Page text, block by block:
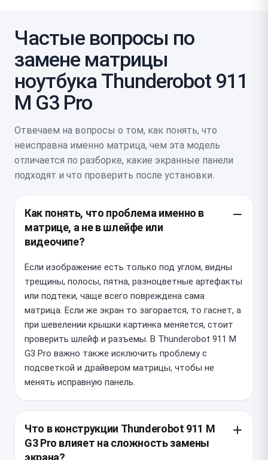
Частые вопросы по
замене матрицы
ноутбука Thunderobot 911
M G3 Pro
Отвечаем на вопросы о том, как понять, что
неисправна именно матрица, чем эта модель
отличается по разборке, какие экранные панели
подходят и что проверить после установки.
Как понять, что проблема именно в
матрице, а не в шлейфе или
видеочипе?
Если изображение есть только под углом, видны
трещины, полосы, пятна, разноцветные артефакты
или подтеки, чаще всего повреждена сама
матрица. Если же экран то загорается, то гаснет, а
при шевелении крышки картинка меняется, стоит
проверить шлейф и разъемы. В Thunderobot 911 M
G3 Pro важно также исключить проблему с
подсветкой и драйвером матрицы, чтобы не
менять исправную панель.
Что в конструкции Thunderobot 911 M
G3 Pro влияет на сложность замены
экрана?